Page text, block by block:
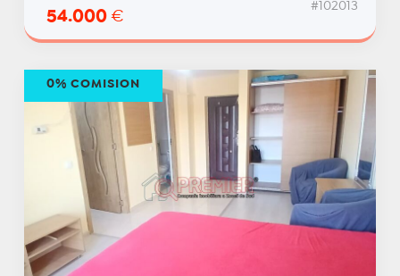
54.000 €
#102013
0% COMISION